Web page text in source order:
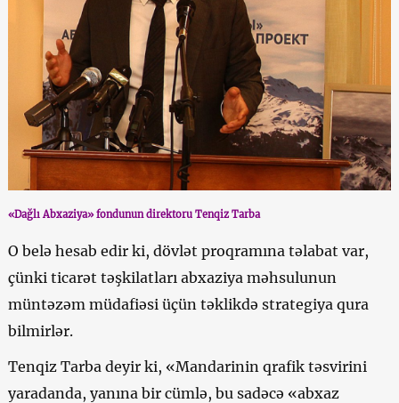
«Dağlı Abxaziya» fondunun direktoru Tenqiz Tarba
O belə hesab edir ki, dövlət proqramına təlabat var,
çünki ticarət təşkilatları abxaziya məhsulunun
müntəzəm müdafiəsi üçün təklikdə strategiya qura
bilmirlər.
Tenqiz Tarba deyir ki, «Mandarinin qrafik təsvirini
yaradanda, yanına bir cümlə, bu sadəcə «abxaz